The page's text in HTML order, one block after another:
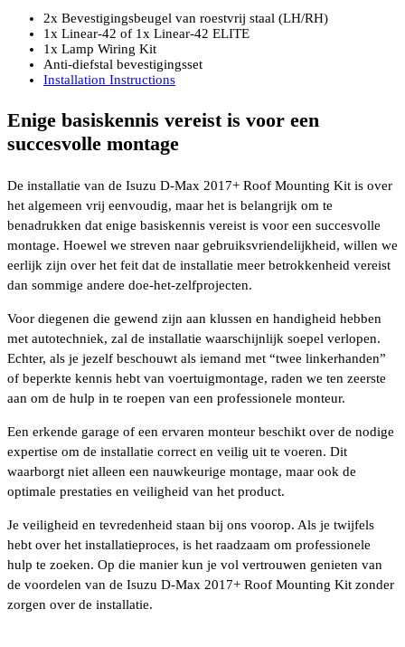
2x Bevestigingsbeugel van roestvrij staal (LH/RH)
1x Linear-42 of 1x Linear-42 ELITE
1x Lamp Wiring Kit
Anti-diefstal bevestigingsset
Installation Instructions
Enige basiskennis vereist is voor een
succesvolle montage
De installatie van de Isuzu D-Max 2017+ Roof Mounting Kit is over
het algemeen vrij eenvoudig, maar het is belangrijk om te
benadrukken dat enige basiskennis vereist is voor een succesvolle
montage. Hoewel we streven naar gebruiksvriendelijkheid, willen we
eerlijk zijn over het feit dat de installatie meer betrokkenheid vereist
dan sommige andere doe-het-zelfprojecten.
Voor diegenen die gewend zijn aan klussen en handigheid hebben
met autotechniek, zal de installatie waarschijnlijk soepel verlopen.
Echter, als je jezelf beschouwt als iemand met “twee linkerhanden”
of beperkte kennis hebt van voertuigmontage, raden we ten zeerste
aan om de hulp in te roepen van een professionele monteur.
Een erkende garage of een ervaren monteur beschikt over de nodige
expertise om de installatie correct en veilig uit te voeren. Dit
waarborgt niet alleen een nauwkeurige montage, maar ook de
optimale prestaties en veiligheid van het product.
Je veiligheid en tevredenheid staan bij ons voorop. Als je twijfels
hebt over het installatieproces, is het raadzaam om professionele
hulp te zoeken. Op die manier kun je vol vertrouwen genieten van
de voordelen van de Isuzu D-Max 2017+ Roof Mounting Kit zonder
zorgen over de installatie.